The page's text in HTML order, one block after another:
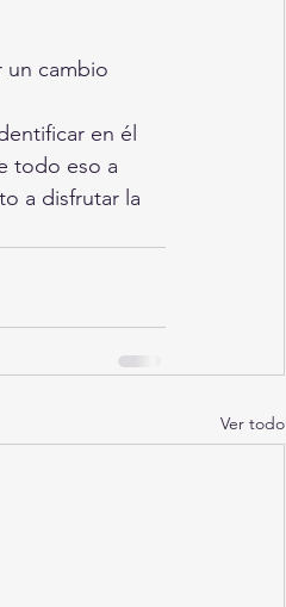
un cambio
en él
todo eso a
a disfrutar la
Ver todo